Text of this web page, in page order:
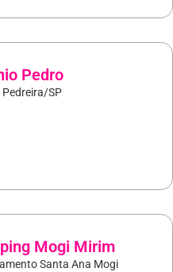
Pedro
Pedreira/SP
Mogi Mirim
Santa Ana Mogi